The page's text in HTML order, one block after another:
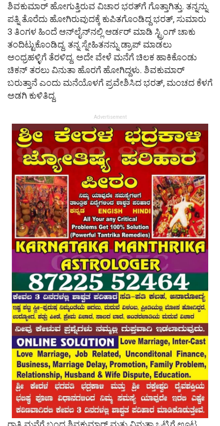
ಶಿವಕುಮಾರ್‌ ಹೋಗುತ್ತಿರುವ ವಿಚಾರ ಭರತ್‌ಗೆ ಗೊತ್ತಾಗಿತ್ತು. ತನ್ನನ್ನು
ಪತ್ನಿ ತೊರೆದು ಹೋಗಿರುವುದಕ್ಕೆ ಕುಪಿತಗೊಂಡಿದ್ದ ಭರತ್‌, ಸುಮಾರು
3 ತಿಂಗಳ ಹಿಂದೆ ಆನ್‌ಲೈನ್‌ನಲ್ಲಿ ಆರ್ಡರ್‌ ಮಾಡಿ ಸ್ಟ್ರಿಂಗ್‌ ಚಾಕು
ತಂದಿಟ್ಟುಕೊಂಡಿದ್ದ. ತನ್ನ ಸ್ನೇಹಿತನನ್ನು ಡ್ರಾಪ್‌ ಮಾಡಲು
ಅಂಧ್ರಹಳ್ಳಿಗೆ ತೆರಳಿದ್ದ. ಅದೇ ವೇಳೆ ಮನೆಗೆ ಚಿಲಕ ಹಾಕಿಕೊಂಡು
ಚಿಕನ್‌ ತರಲು ವಿನುತಾ ಹೊರಗೆ ಹೋಗಿದ್ದಳು. ಶಿವಕುಮಾರ್‌
ಬರುತ್ತಾನೆ ಎಂದು ಮನೆಯೊಳಗೆ ಪ್ರವೇಶಿಸಿದ ಭರತ್‌, ಮಂಚದ ಕೆಳಗೆ
ಅಡಗಿ ಕುಳಿತಿದ್ದ.
Advertisement